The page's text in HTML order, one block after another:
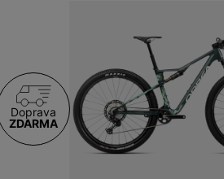
Doprava
ZDARMA